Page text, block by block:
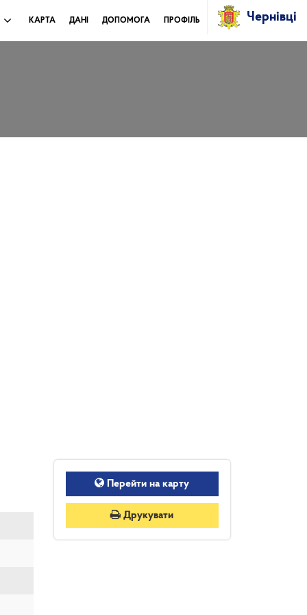
КАРТА ДАНІ ДОПОМОГА ПРОФІЛЬ Чернівці
Перейти на карту
Друкувати